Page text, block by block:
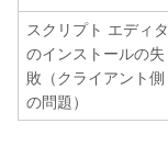
スクリプト エディタ
のインストールの失
敗（クライアント側
の問題）